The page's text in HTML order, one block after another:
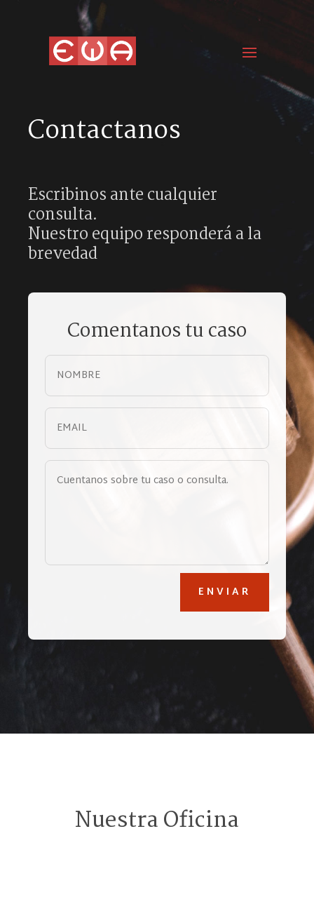
Contactanos
Escribinos ante cualquier
consulta.
Nuestro equipo responderá a la
brevedad
Comentanos tu caso
ENVIAR
Nuestra Oficina